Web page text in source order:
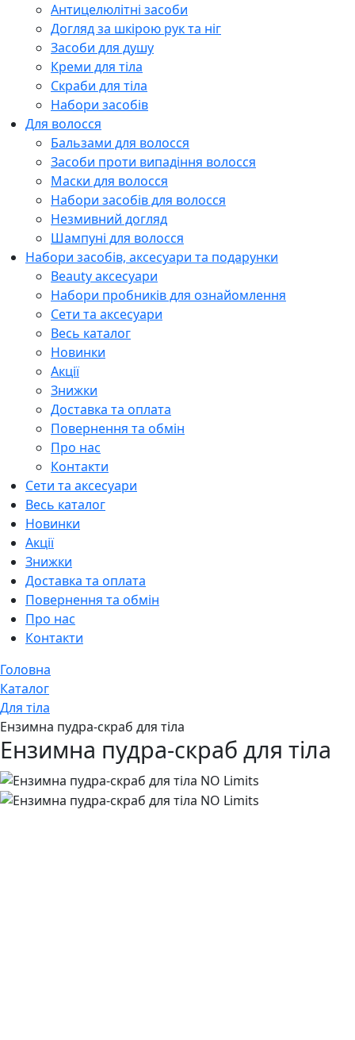
Антицелюлітні засоби
Догляд за шкірою рук та ніг
Засоби для душу
Креми для тіла
Скраби для тіла
Набори засобів
Для волосся
Бальзами для волосся
Засоби проти випадіння волосся
Маски для волосся
Набори засобів для волосся
Незмивний догляд
Шампуні для волосся
Набори засобів, аксесуари та подарунки
Beauty аксесуари
Набори пробників для ознайомлення
Сети та аксесуари
Весь каталог
Новинки
Акції
Знижки
Доставка та оплата
Повернення та обмін
Про нас
Контакти
Сети та аксесуари
Весь каталог
Новинки
Акції
Знижки
Доставка та оплата
Повернення та обмін
Про нас
Контакти
Головна
Каталог
Для тіла
Ензимна пудра-скраб для тіла
Ензимна пудра-скраб для тіла